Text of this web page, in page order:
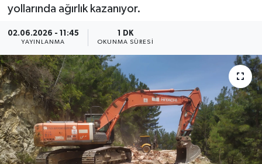
yollarında ağırlık kazanıyor.
02.06.2026 - 11:45
YAYINLANMA
1 DK
OKUNMA SÜRESI
Gazipaşa